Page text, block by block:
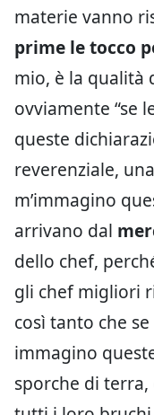
materie vanno
prime le tocco
mio, è la qualità
ovviamente “se
queste
reverenziale,
m’immagino
arrivano dal
dello chef,
gli chef migliori
così tanto che
immagino
sporche di